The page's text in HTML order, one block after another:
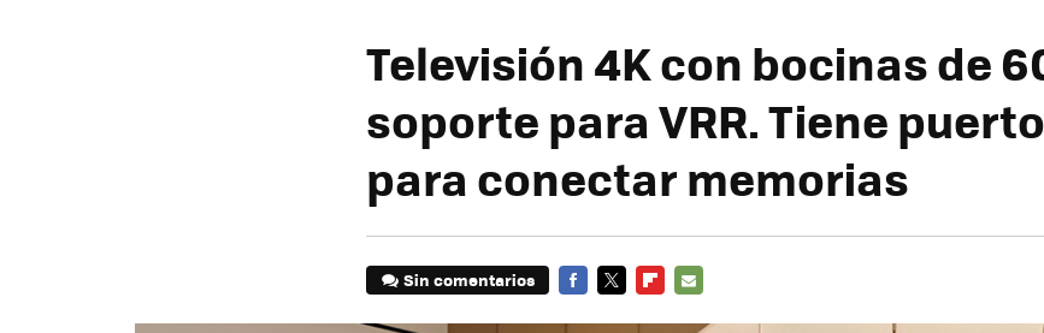
Televisión 4K con bocinas de
soporte para VRR. Tiene
para conectar memorias
Sin comentarios